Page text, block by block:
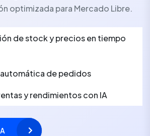
optimizada para Mercado Libre.
de stock y precios en tiempo
de pedidos
y rendimientos con IA